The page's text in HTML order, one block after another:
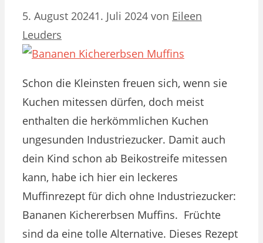
5. August 20241. Juli 2024 von Eileen
Leuders
Schon die Kleinsten freuen sich, wenn sie
Kuchen mitessen dürfen, doch meist
enthalten die herkömmlichen Kuchen
ungesunden Industriezucker. Damit auch
dein Kind schon ab Beikostreife mitessen
kann, habe ich hier ein leckeres
Muffinrezept für dich ohne Industriezucker:
Bananen Kichererbsen Muffins. Früchte
sind da eine tolle Alternative. Dieses Rezept